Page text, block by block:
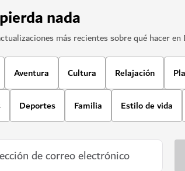
nada
más recientes sobre qué hacer en
Aventura Cultura Relajación
Deportes Familia Estilo de vida